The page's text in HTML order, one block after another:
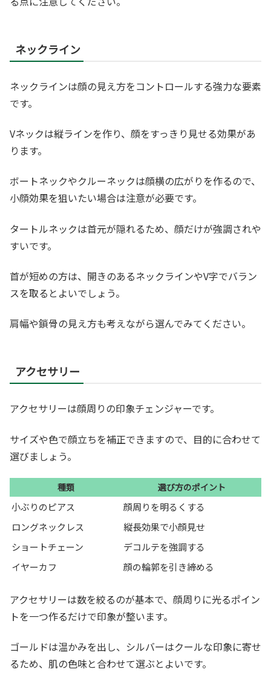
ネックライン
ネックラインは顔の見え方をコントロールする強力な要素
です。
Vネックは縦ラインを作り、顔をすっきり見せる効果があ
ります。
ボートネックやクルーネックは顔横の広がりを作るので、
小顔効果を狙いたい場合は注意が必要です。
タートルネックは首元が隠れるため、顔だけが強調されや
すいです。
首が短めの方は、開きのあるネックラインやV字でバラン
スを取るとよいでしょう。
肩幅や鎖骨の見え方も考えながら選んでみてください。
アクセサリー
アクセサリーは顔周りの印象チェンジャーです。
サイズや色で顔立ちを補正できますので、目的に合わせて
選びましょう。
種類 選び方のポイント
小ぶりのピアス
顔周りを明るくする
ロングネックレス
縦長効果で小顔見せ
ショートチェーン
デコルテを強調する
イヤーカフ
顔の輪郭を引き締める
アクセサリーは数を絞るのが基本で、顔周りに光るポイン
トを一つ作るだけで印象が整います。
ゴールドは温かみを出し、シルバーはクールな印象に寄せ
るため、肌の色味と合わせて選ぶとよいです。